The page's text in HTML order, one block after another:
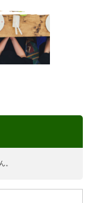
。